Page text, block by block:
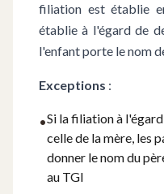
filiation est établie
établie à l'égard de
l'enfant porte le nom
Exceptions :
•Si la filiation à
celle de la mère, les
donner le nom du
au TGI